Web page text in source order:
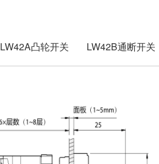
LW42A凸轮开关 LW42B通断开关